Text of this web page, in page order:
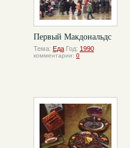
Первый Макдональдс
Тема: Еда Год: 1990
комментарии: 0